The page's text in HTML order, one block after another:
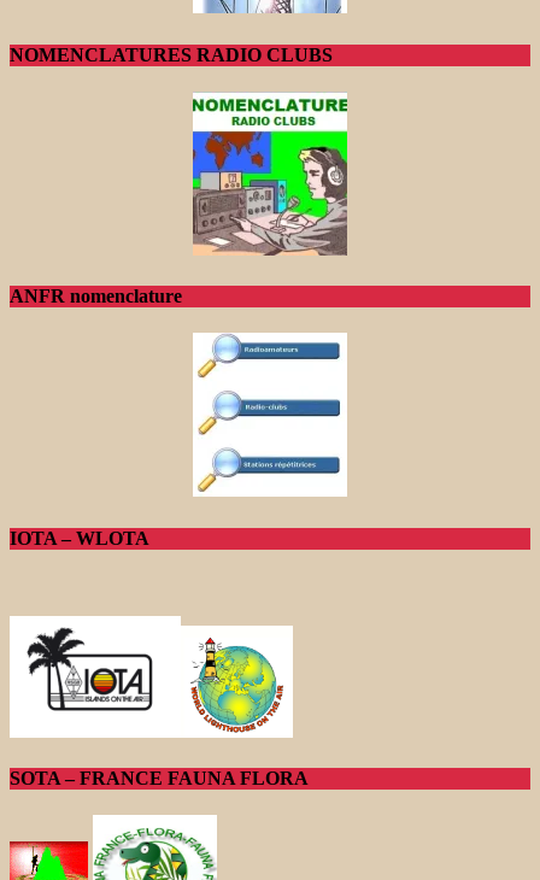
NOMENCLATURES RADIO CLUBS
ANFR nomenclature
IOTA – WLOTA
SOTA – FRANCE FAUNA FLORA